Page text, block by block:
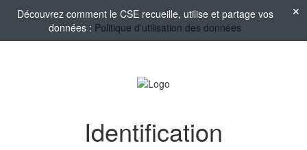
Découvrez comment le CSE recueille, utilise et partage vos
données : Politique d'utilisation des données
Identification